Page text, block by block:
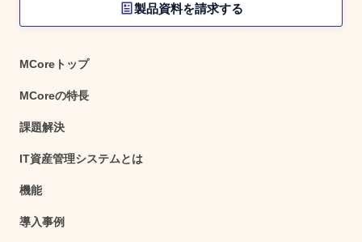
製品資料を請求する
MCoreトップ
MCoreの特長
課題解決
IT資産管理システムとは
機能
導入事例